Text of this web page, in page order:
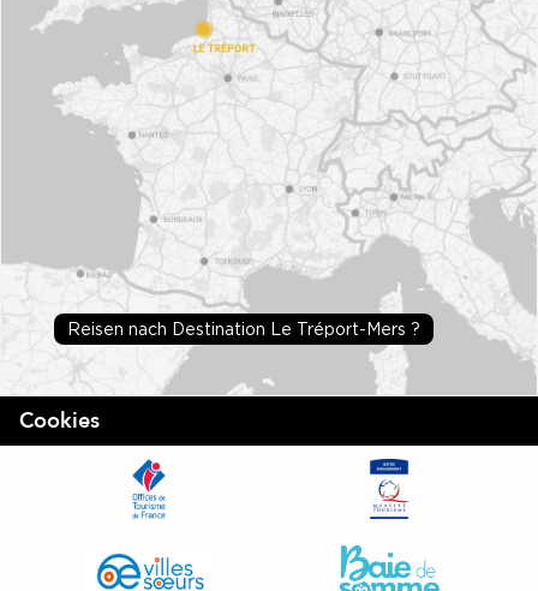
Reisen nach Destination Le Tréport-Mers ?
Cookies